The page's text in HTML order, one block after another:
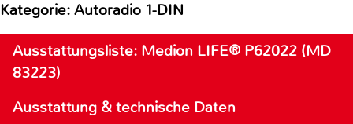
Kategorie: Autoradio 1-DIN
Ausstattungsliste: Medion LIFE® P62022 (MD
83223)
Ausstattung & technische Daten